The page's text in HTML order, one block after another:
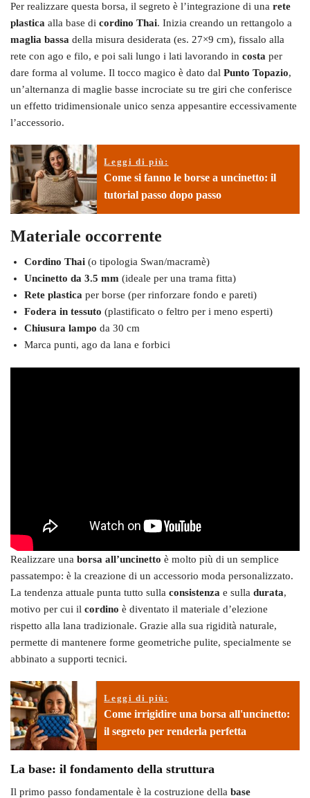
Per realizzare questa borsa, il segreto è l’integrazione di una rete
plastica alla base di cordino Thai. Inizia creando un rettangolo a
maglia bassa della misura desiderata (es. 27×9 cm), fissalo alla
rete con ago e filo, e poi sali lungo i lati lavorando in costa per
dare forma al volume. Il tocco magico è dato dal Punto Topazio,
un’alternanza di maglie basse incrociate su tre giri che conferisce
un effetto tridimensionale unico senza appesantire eccessivamente
l’accessorio.
Leggi di più:
Come si fanno le borse a uncinetto: il
tutorial passo dopo passo
Materiale occorrente
Cordino Thai (o tipologia Swan/macramè)
Uncinetto da 3.5 mm (ideale per una trama fitta)
Rete plastica per borse (per rinforzare fondo e pareti)
Fodera in tessuto (plastificato o feltro per i meno esperti)
Chiusura lampo da 30 cm
Marca punti, ago da lana e forbici
Realizzare una borsa all’uncinetto è molto più di un semplice
passatempo: è la creazione di un accessorio moda personalizzato.
La tendenza attuale punta tutto sulla consistenza e sulla durata,
motivo per cui il cordino è diventato il materiale d’elezione
rispetto alla lana tradizionale. Grazie alla sua rigidità naturale,
permette di mantenere forme geometriche pulite, specialmente se
abbinato a supporti tecnici.
Leggi di più:
Come irrigidire una borsa all'uncinetto:
il segreto per renderla perfetta
La base: il fondamento della struttura
Il primo passo fondamentale è la costruzione della base